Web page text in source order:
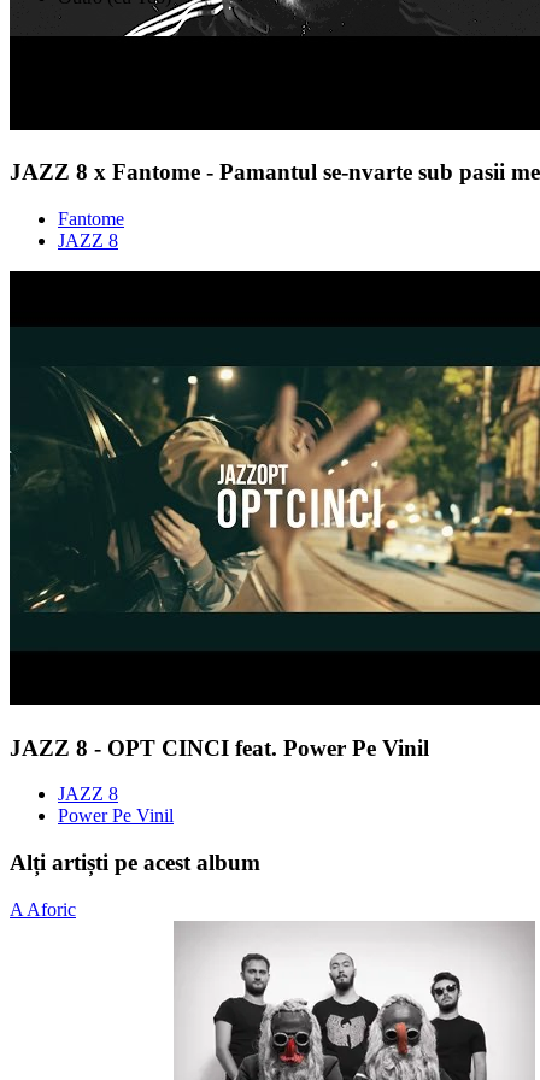
JAZZ 8 x Fantome - Pamantul se-nvarte sub pasii
Fantome
JAZZ 8
JAZZ 8 - OPT CINCI feat. Power Pe Vinil
JAZZ 8
Power Pe Vinil
Alți artiști pe acest album
A Aforic